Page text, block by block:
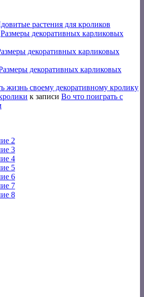
растения для кроликов
Размеры декоративных карликовых
декоративных карликовых
декоративных карликовых
жизнь своему декоративному кролику
к записи Во что поиграть с